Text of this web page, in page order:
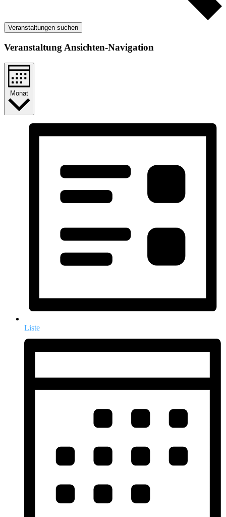
Veranstaltungen suchen
Veranstaltung Ansichten-Navigation
Monat
Liste